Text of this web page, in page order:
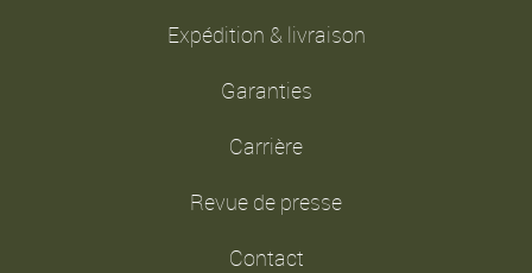
Expédition & livraison
Garanties
Carrière
Revue de presse
Contact